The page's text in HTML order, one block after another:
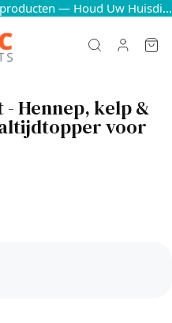
20% KORTING op Alle Huisdierproducten — Houd Uw Huisdieren Blij en Gezond
- Hennep, kelp &
voor